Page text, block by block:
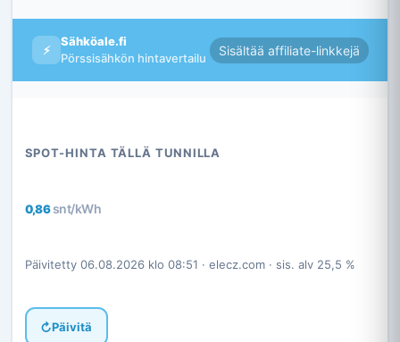
⚡
Sähköale.fi
Pörssisähkön hintavertailu
Sisältää affiliate-linkkejä
SPOT-HINTA TÄLLÄ TUNNILLA
0,86 snt/kWh
Päivitetty 06.08.2026 klo 08:51 · elecz.com · sis. alv 25,5 %
↻Päivitä